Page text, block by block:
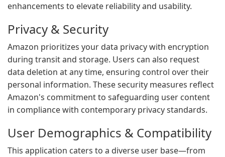
enhancements to elevate reliability and usability.
Privacy & Security
Amazon prioritizes your data privacy with encryption
during transit and storage. Users can also request
data deletion at any time, ensuring control over their
personal information. These security measures reflect
Amazon's commitment to safeguarding user content
in compliance with contemporary privacy standards.
User Demographics & Compatibility
This application caters to a diverse user base—from